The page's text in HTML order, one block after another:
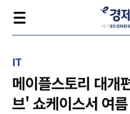
IT
메이플스토리 대
브' 쇼케이스서 여